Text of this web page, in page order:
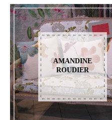
AMANDINE
ROUDIER